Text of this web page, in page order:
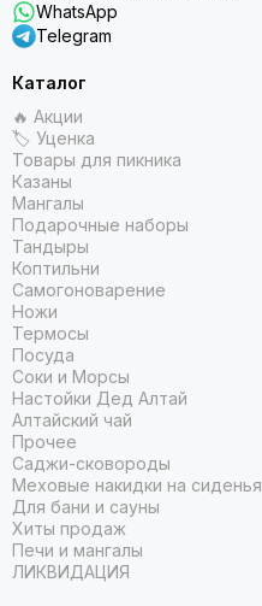
WhatsApp
Telegram
Каталог
🔥 Акции
🏷 Уценка
Товары для пикника
Казаны
Мангалы
Подарочные наборы
Тандыры
Коптильни
Самогоноварение
Ножи
Термосы
Посуда
Соки и Морсы
Настойки Дед Алтай
Алтайский чай
Прочее
Саджи-сковороды
Меховые накидки на сиденья
Для бани и сауны
Хиты продаж
Печи и мангалы
ЛИКВИДАЦИЯ